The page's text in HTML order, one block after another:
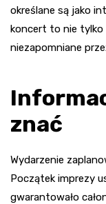
określane są jako
koncert to nie tylko
niezapomniane
znać
Wydarzenie
Początek imprezy
gwarantowało